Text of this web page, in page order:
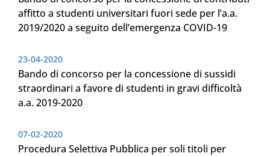
affitto a studenti universitari fuori sede per l’a.a.
2019/2020 a seguito dell’emergenza COVID-19
23-04-2020
Bando di concorso per la concessione di sussidi
straordinari a favore di studenti in gravi difficoltà
a.a. 2019-2020
07-02-2020
Procedura Selettiva Pubblica per soli titoli per